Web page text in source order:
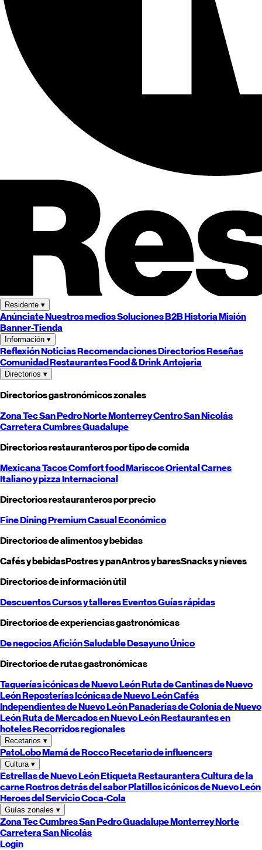
Residente ▾
AnúnciateNuestros mediosSoluciones B2BHistoriaMisión
Banner-Tienda
Información ▾
ReflexiónNoticiasRecomendacionesDirectoriosReseñas
ComunidadRestaurantesFood & DrinkAntojeria
Directorios ▾
Directorios gastronómicos zonales
Zona TecSan PedroNorteMonterreyCentroSan Nicolás
CarreteraCumbresGuadalupe
Directorios restauranteros por tipo de comida
MexicanaTacosComfort foodMariscosOrientalCarnes
Italiano y pizzaInternacional
Directorios restauranteros por precio
Fine DiningPremiumCasualEconómico
Directorios de alimentos y bebidas
Cafés y bebidasPostres y panAntros y baresSnacks y nieves
Directorios de información útil
DescuentosCursos y talleresEventosGuías rápidas
Directorios de experiencias gastronómicas
De negociosAficiónSaludableDesayunoÚnico
Directorios de rutas gastronómicas
Taquerías icónicas deNuevo LeónRuta de Cantinas deNuevo
LeónReposterías Icónicas deNuevo LeónCafés
Independientes deNuevo LeónPanaderías de Colonia deNuevo
LeónRuta de Mercados enNuevo LeónRestaurantes en
hotelesRecorridos regionales
Recetarios ▾
PatoLoboMamá de RoccoRecetario de influencers
Cultura ▾
Estrellas deNuevo LeónEtiqueta RestauranteraCultura de la
carneRostros detrás del saborPlatillos icónicos deNuevo León
Heroes del Servicio Coca-Cola
Guías zonales ▾
Zona TecCumbresSan PedroGuadalupeMonterreyNorte
CarreteraSan Nicolás
Login